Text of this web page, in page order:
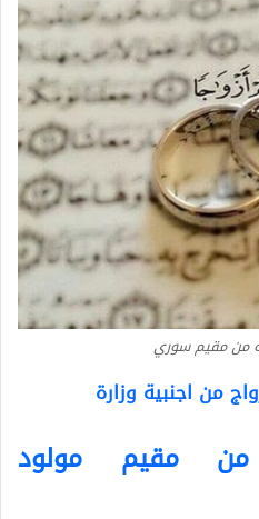
من مقيم سوري
من اجنبية وزارة
من مقيم مولود